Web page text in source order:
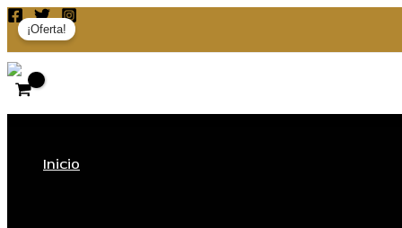
Ir
contenido
Inicio
¡Oferta!